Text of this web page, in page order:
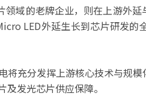
领域的老牌企业，则在上游外
LED外延生长到芯片研发
将充分发挥上游核心技术与规
发光芯片供应保障。